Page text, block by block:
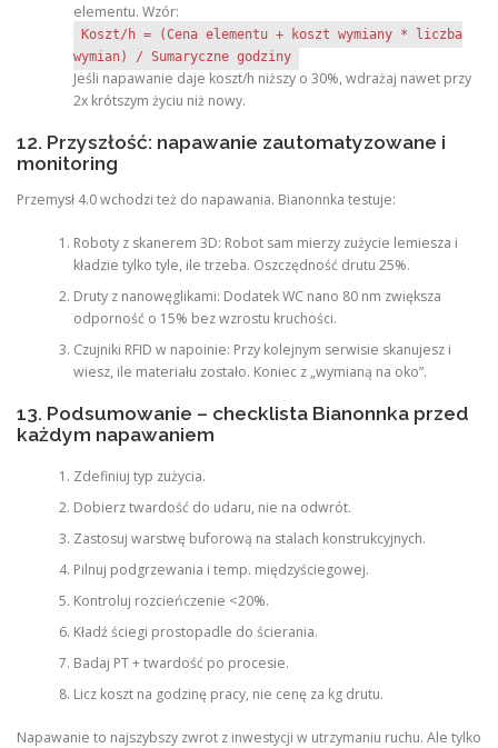
elementu. Wzór:
Koszt/h = (Cena elementu + koszt wymiany * liczba
wymian) / Sumaryczne godziny
Jeśli napawanie daje koszt/h niższy o 30%, wdrażaj nawet przy
2x krótszym życiu niż nowy.
12. Przyszłość: napawanie zautomatyzowane i
monitoring
Przemysł 4.0 wchodzi też do napawania. Bianonnka testuje:
Roboty z skanerem 3D: Robot sam mierzy zużycie lemiesza i
kładzie tylko tyle, ile trzeba. Oszczędność drutu 25%.
Druty z nanowęglikami: Dodatek WC nano 80 nm zwiększa
odporność o 15% bez wzrostu kruchości.
Czujniki RFID w napoinie: Przy kolejnym serwisie skanujesz i
wiesz, ile materiału zostało. Koniec z „wymianą na oko”.
13. Podsumowanie – checklista Bianonnka przed
każdym napawaniem
Zdefiniuj typ zużycia.
Dobierz twardość do udaru, nie na odwrót.
Zastosuj warstwę buforową na stalach konstrukcyjnych.
Pilnuj podgrzewania i temp. międzyściegowej.
Kontroluj rozcieńczenie <20%.
Kładź ściegi prostopadle do ścierania.
Badaj PT + twardość po procesie.
Licz koszt na godzinę pracy, nie cenę za kg drutu.
Napawanie to najszybszy zwrot z inwestycji w utrzymaniu ruchu. Ale tylko